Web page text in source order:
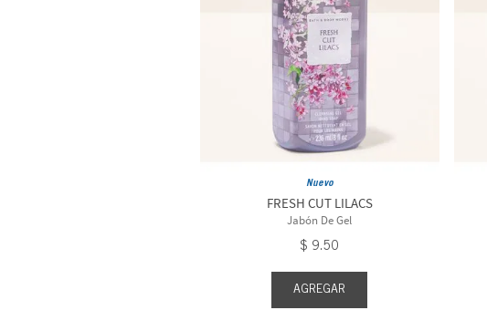
Nuevo
FRESH CUT LILACS
Jabón De Gel
$ 9.50
AGREGAR